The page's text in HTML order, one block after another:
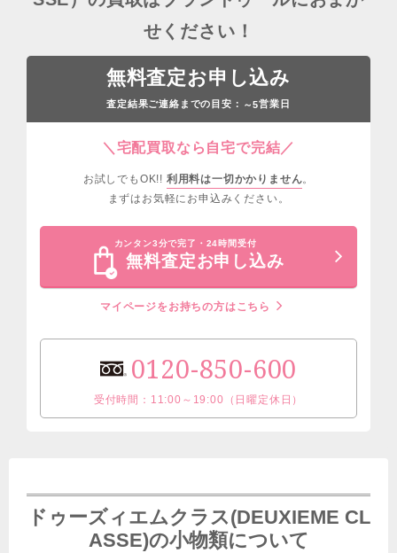
せください！
無料査定お申し込み
査定結果ご連絡までの目安： ～5営業日
＼宅配買取なら自宅で完結／
お試しでもOK!! 利用料は一切かかりません。
まずはお気軽にお申込みください。
カンタン3分で完了・24時間受付
無料査定お申し込み
マイページをお持ちの方はこちら
0120-850-600
受付時間：11:00～19:00（日曜定休日）
ドゥーズィエムクラス(DEUXIEME CL
ASSE)の小物類について